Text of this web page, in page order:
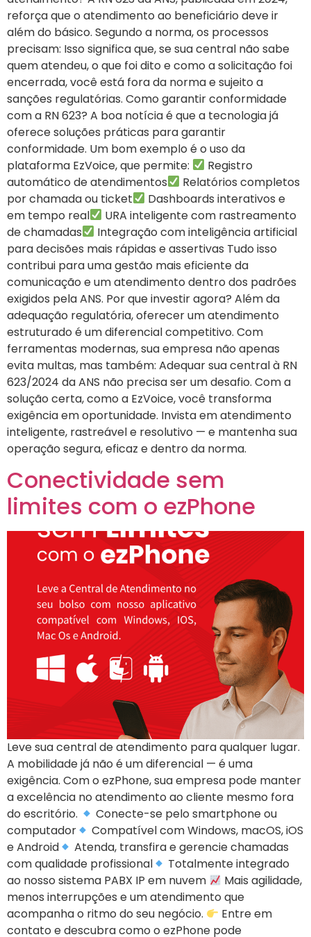
reforça que o atendimento ao beneficiário deve ir
além do básico. Segundo a norma, os processos
precisam: Isso significa que, se sua central não sabe
quem atendeu, o que foi dito e como a solicitação foi
encerrada, você está fora da norma e sujeito a
sanções regulatórias. Como garantir conformidade
com a RN 623? A boa notícia é que a tecnologia já
oferece soluções práticas para garantir
conformidade. Um bom exemplo é o uso da
plataforma EzVoice, que permite:
Registro
automático de atendimentos
Relatórios completos
por chamada ou ticket
Dashboards interativos e
em tempo real
URA inteligente com rastreamento
de chamadas
Integração com inteligência artificial
para decisões mais rápidas e assertivas Tudo isso
contribui para uma gestão mais eficiente da
comunicação e um atendimento dentro dos padrões
exigidos pela ANS. Por que investir agora? Além da
adequação regulatória, oferecer um atendimento
estruturado é um diferencial competitivo. Com
ferramentas modernas, sua empresa não apenas
evita multas, mas também: Adequar sua central à RN
623/2024 da ANS não precisa ser um desafio. Com a
solução certa, como a EzVoice, você transforma
exigência em oportunidade. Invista em atendimento
inteligente, rastreável e resolutivo — e mantenha sua
operação segura, eficaz e dentro da norma.
Conectividade sem
limites com o ezPhone
Leve sua central de atendimento para qualquer lugar.
A mobilidade já não é um diferencial — é uma
exigência. Com o ezPhone, sua empresa pode manter
a excelência no atendimento ao cliente mesmo fora
do escritório.
Conecte-se pelo smartphone ou
computador
Compatível com Windows, macOS, iOS
e Android
Atenda, transfira e gerencie chamadas
com qualidade profissional
Totalmente integrado
ao nosso sistema PABX IP em nuvem
Mais agilidade,
menos interrupções e um atendimento que
acompanha o ritmo do seu negócio.
Entre em
contato e descubra como o ezPhone pode